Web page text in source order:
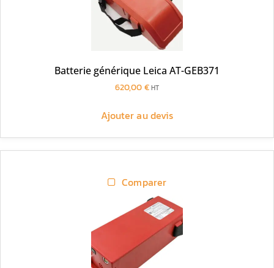
Batterie générique Leica AT-GEB371
620,00 € HT
Ajouter au devis
Comparer